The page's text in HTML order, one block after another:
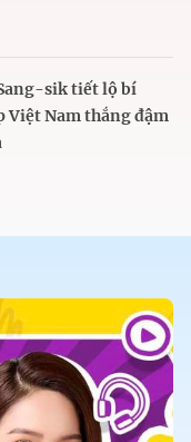
sik tiết lộ bí
Việt Nam thắng đậm